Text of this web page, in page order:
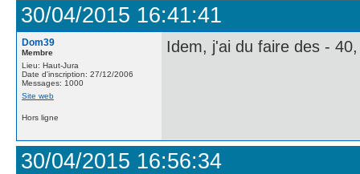
30/04/2015 16:41:41
Dom39
Membre
Lieu: Haut-Jura
Date d'inscription: 27/12/2006
Messages: 1000
Site web
Idem, j'ai du faire des -
Hors ligne
30/04/2015 16:56:34